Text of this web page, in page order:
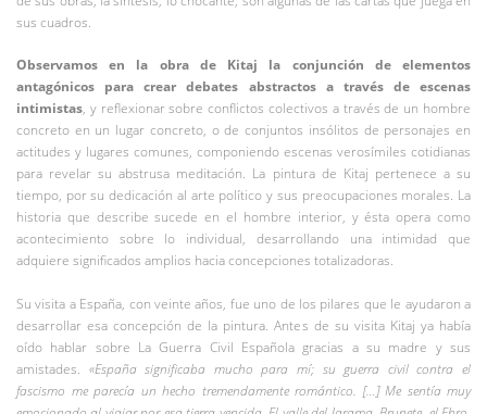
sus cuadros.
Observamos en la obra de Kitaj la conjunción de elementos
antagónicos para crear debates abstractos a través de escenas
intimistas, y reflexionar sobre conflictos colectivos a través de un hombre
concreto en un lugar concreto, o de conjuntos insólitos de personajes en
actitudes y lugares comunes, componiendo escenas verosímiles cotidianas
para revelar su abstrusa meditación. La pintura de Kitaj pertenece a su
tiempo, por su dedicación al arte político y sus preocupaciones morales. La
historia que describe sucede en el hombre interior, y ésta opera como
acontecimiento sobre lo individual, desarrollando una intimidad que
adquiere significados amplios hacia concepciones totalizadoras.
Su visita a España, con veinte años, fue uno de los pilares que le ayudaron a
desarrollar esa concepción de la pintura. Antes de su visita Kitaj ya había
oído hablar sobre La Guerra Civil Española gracias a su madre y sus
amistades. «España significaba mucho para mí; su guerra civil contra el
fascismo me parecía un hecho tremendamente romántico. […] Me sentía muy